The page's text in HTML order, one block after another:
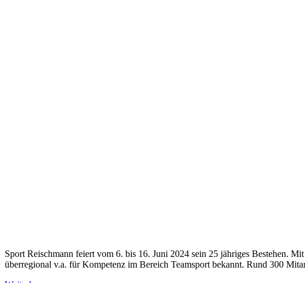
Sport Reisch­mann fei­ert vom 6. bis 16. Juni 2024 sein 25 jäh­ri­ges Bestehen.
über­re­gio­nal v.a. für Kom­pe­tenz im Bereich Team­sport bekannt. Rund 300